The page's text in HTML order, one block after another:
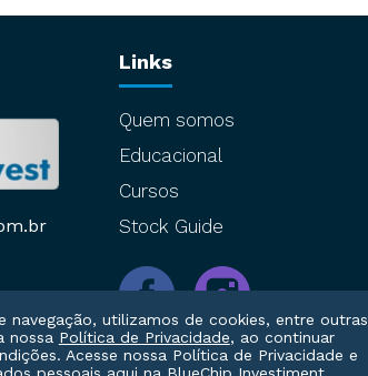
Links
Quem somos
Educacional
Cursos
Stock Guide
navegação, utilizamos de cookies, entre outras
nossa Política de Privacidade, ao continuar
Acesse nossa Política de Privacidade e